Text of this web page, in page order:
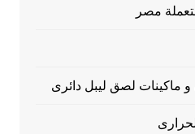
مصر
و ماكينات لصق ليبل دائرى